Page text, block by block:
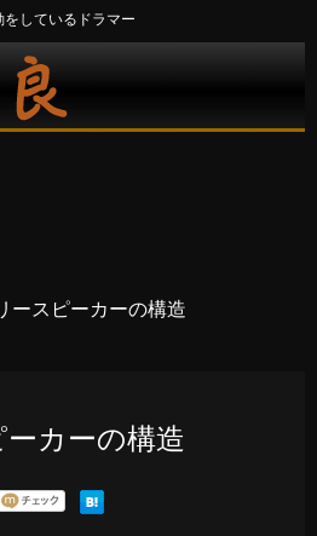
しているドラマー
ースピーカーの構造
カーの構造